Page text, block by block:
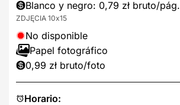
Horario:
Blanco y negro: 0,79 zł bruto/pág.
ZDJĘCIA 10x15
No disponible
Papel fotográfico
0,99 zł bruto/foto